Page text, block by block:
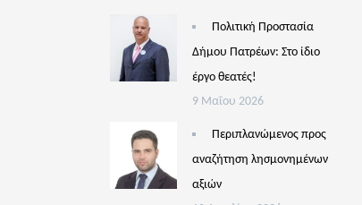
Πολιτική Προστασία
Δήμου Πατρέων: Στο ίδιο
έργο θεατές!
9 Μαΐου 2026
Περιπλανώμενος προς
αναζήτηση λησμονημένων
αξιών